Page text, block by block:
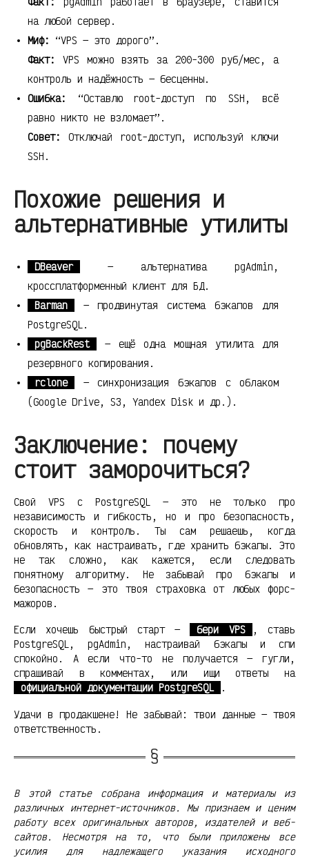
на любой сервер.
Миф: “VPS — это дорого”.
Факт:
VPS можно взять за 200-300 руб/мес, а
контроль и надёжность — бесценны.
Ошибка:
“Оставлю root-доступ по SSH, всё
равно никто не взломает”.
Совет:
Отключай root-доступ, используй ключи
SSH.
Похожие решения и
альтернативные утилиты
DBeaver
— альтернатива pgAdmin,
кроссплатформенный клиент для БД.
Barman
— продвинутая система бэкапов для
PostgreSQL.
pgBackRest
— ещё одна мощная утилита для
резервного копирования.
rclone
— синхронизация бэкапов с облаком
(Google Drive, S3, Yandex Disk и др.).
Заключение: почему
стоит заморочиться?
Свой VPS с PostgreSQL — это не только про
независимость и гибкость, но и про безопасность,
скорость и контроль. Ты сам решаешь, когда
обновлять, как настраивать, где хранить бэкапы. Это
не так сложно, как кажется, если следовать
понятному алгоритму. Не забывай про бэкапы и
безопасность — это твоя страховка от любых форс-
мажоров.
Если хочешь быстрый старт — бери VPS
, ставь
PostgreSQL, pgAdmin, настраивай бэкапы и спи
спокойно. А если что-то не получается — гугли,
спрашивай в комментах, или ищи ответы на
официальной документации PostgreSQL
.
Удачи в продакшене! Не забывай: твои данные — твоя
ответственность.
В этой статье собрана информация и материалы из
различных интернет-источников. Мы признаем и ценим
работу всех оригинальных авторов, издателей и веб-
сайтов. Несмотря на то, что были приложены все
усилия для надлежащего указания исходного